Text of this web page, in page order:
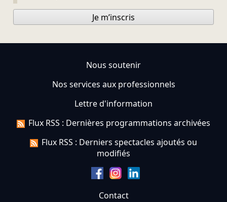
Je m’inscris
Nous soutenir
Nos services aux professionnels
Lettre d'information
Flux RSS : Dernières programmations archivées
Flux RSS : Derniers spectacles ajoutés ou
modifiés
Contact